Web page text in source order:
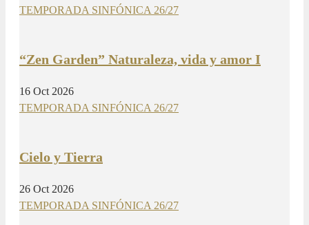
TEMPORADA SINFÓNICA 26/27
“Zen Garden” Naturaleza, vida y amor I
16 Oct 2026
TEMPORADA SINFÓNICA 26/27
Cielo y Tierra
26 Oct 2026
TEMPORADA SINFÓNICA 26/27